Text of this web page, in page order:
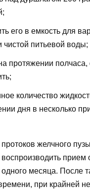
его в емкость для
чистой питьевой воды;
протяжении полчаса,
количество
дня в несколько
желчного
прием
месяца. После
при крайней